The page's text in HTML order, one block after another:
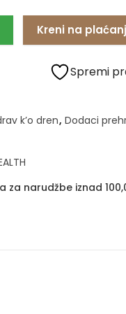
Kreni na
Spremi
k’o dren, Dodaci
narudžbe iznad